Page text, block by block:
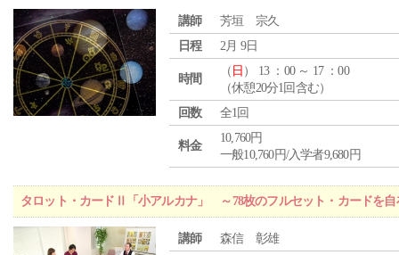
講師
芳垣 宗久
日程
2月 9日
時間
（ 日 ） 13 ：00 ～ 17 ：00
（休憩20分1回含む）
回数
全1回
料金
10,760円
一般10,760円/入学者9,680円
タロット・カードⅡ「小アルカナ」 ～78枚のフルセット・カードを自
講師 森信 彰雄